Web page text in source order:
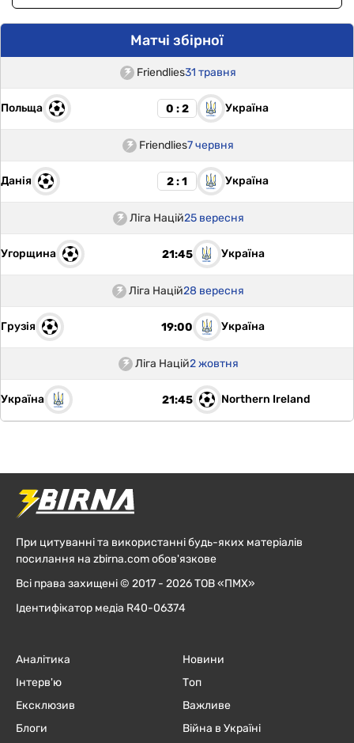
Матчі збірної
Friendlies31 травня
Польща 0 : 2 Україна
Friendlies7 червня
Данія 2 : 1 Україна
Ліга Націй25 вересня
Угорщина 21:45 Україна
Ліга Націй28 вересня
Грузія 19:00 Україна
Ліга Націй2 жовтня
Україна 21:45 Northern Ireland
При цитуванні та використанні будь-яких матеріалів
посилання на zbirna.com обов'язкове
Всі права захищені © 2017 - 2026 ТОВ «ПМХ»
Ідентифікатор медіа R40-06374
Аналітика
Інтерв'ю
Ексклюзив
Блоги
Новини
Топ
Важливе
Війна в Україні